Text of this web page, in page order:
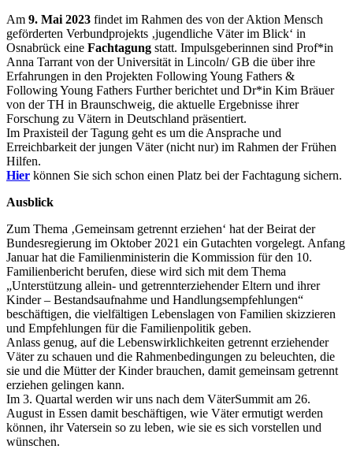
Am 9. Mai 2023 findet im Rahmen des von der Aktion Mensch
geförderten Verbundprojekts ‚jugendliche Väter im Blick‘ in
Osnabrück eine Fachtagung statt. Impulsgeberinnen sind Prof*in
Anna Tarrant von der Universität in Lincoln/ GB die über ihre
Erfahrungen in den Projekten Following Young Fathers &
Following Young Fathers Further berichtet und Dr*in Kim Bräuer
von der TH in Braunschweig, die aktuelle Ergebnisse ihrer
Forschung zu Vätern in Deutschland präsentiert.
Im Praxisteil der Tagung geht es um die Ansprache und
Erreichbarkeit der jungen Väter (nicht nur) im Rahmen der Frühen
Hilfen.
Hier können Sie sich schon einen Platz bei der Fachtagung sichern.
Ausblick
Zum Thema ‚Gemeinsam getrennt erziehen‘ hat der Beirat der
Bundesregierung im Oktober 2021 ein Gutachten vorgelegt. Anfang
Januar hat die Familienministerin die Kommission für den 10.
Familienbericht berufen, diese wird sich mit dem Thema
„Unterstützung allein- und getrennterziehender Eltern und ihrer
Kinder – Bestandsaufnahme und Handlungsempfehlungen“
beschäftigen, die vielfältigen Lebenslagen von Familien skizzieren
und Empfehlungen für die Familienpolitik geben.
Anlass genug, auf die Lebenswirklichkeiten getrennt erziehender
Väter zu schauen und die Rahmenbedingungen zu beleuchten, die
sie und die Mütter der Kinder brauchen, damit gemeinsam getrennt
erziehen gelingen kann.
Im 3. Quartal werden wir uns nach dem VäterSummit am 26.
August in Essen damit beschäftigen, wie Väter ermutigt werden
können, ihr Vatersein so zu leben, wie sie es sich vorstellen und
wünschen.